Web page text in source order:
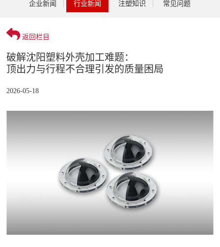
荣誉资质
技术人员
电气注塑
家用注塑
环保注塑
其他注塑
企业新闻
行业新闻
注塑知识
常见问题
注塑加工
模具开发
企业新闻 行业新闻 注塑知识 常见问题
返回栏目
破解沈阳塑料外壳加工难题：
顶出力与行程不合理引发的质量困局
2026-05-18